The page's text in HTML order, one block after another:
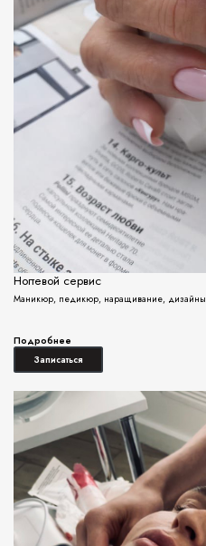
Ногтевой сервис
Маникюр, педикюр, наращивание, дизайны
Подробнее
Записаться